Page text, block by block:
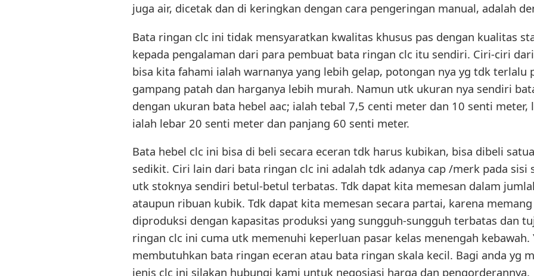
juga air, dicetak dan di keringkan dengan cara pengeringan manual, adalah
Bata ringan clc ini tidak mensyaratkan kwalitas khusus pas dengan kualitas
kepada pengalaman dari para pembuat bata ringan clc itu sendiri. Ciri-ciri
bisa kita fahami ialah warnanya yang lebih gelap, potongan nya yg tdk terlalu
gampang patah dan harganya lebih murah. Namun utk ukuran nya sendiri
dengan ukuran bata hebel aac; ialah tebal 7,5 centi meter dan 10 senti meter,
ialah lebar 20 senti meter dan panjang 60 senti meter.
Bata hebel clc ini bisa di beli secara eceran tdk harus kubikan, bisa dibeli
sedikit. Ciri lain dari bata ringan clc ini adalah tdk adanya cap /merk pada sisi
utk stoknya sendiri betul-betul terbatas. Tdk dapat kita memesan dalam
ataupun ribuan kubik. Tdk dapat kita memesan secara partai, karena
diproduksi dengan kapasitas produksi yang sungguh-sungguh terbatas dan
ringan clc ini cuma utk memenuhi keperluan pasar kelas menengah kebawah.
membutuhkan bata ringan eceran atau bata ringan skala kecil. Bagi anda yg
jenis clc ini silakan hubungi kami untuk negosiasi harga dan pengorderannya.